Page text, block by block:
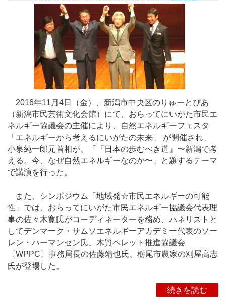
2016年11月4日（金）、新潟市中央区のりゅーとぴあ
（新潟市民芸術文化会館）にて、おらってにいがた市民エ
ネルギー協議会の主催により、自然エネルギーフェスタ
「エネルギーから考えるにいがたの未来」 が開催され、
小泉純一郎元首相が、「『日本の歩むべき道』〜新潟で考
える。今、なぜ自然エネルギーなのか〜」と題するテーマ
で講演を行った。
また、シンポジウム「地域発☆市民エネルギーの可能
性」では、おらってにいがた市民エネルギー協議会代表理
事の佐々木寛氏がコーディネーターを務め、パネリストと
してデンマーク・サムソエネルギーアカデミー代表のソー
レン・ハーマンセン氏、木質ペレット推進協議会
〔WPPC〕事務局長の佐藤靖也氏、栃尾市農家の刈屋高志
氏が登場した。
続きを読む